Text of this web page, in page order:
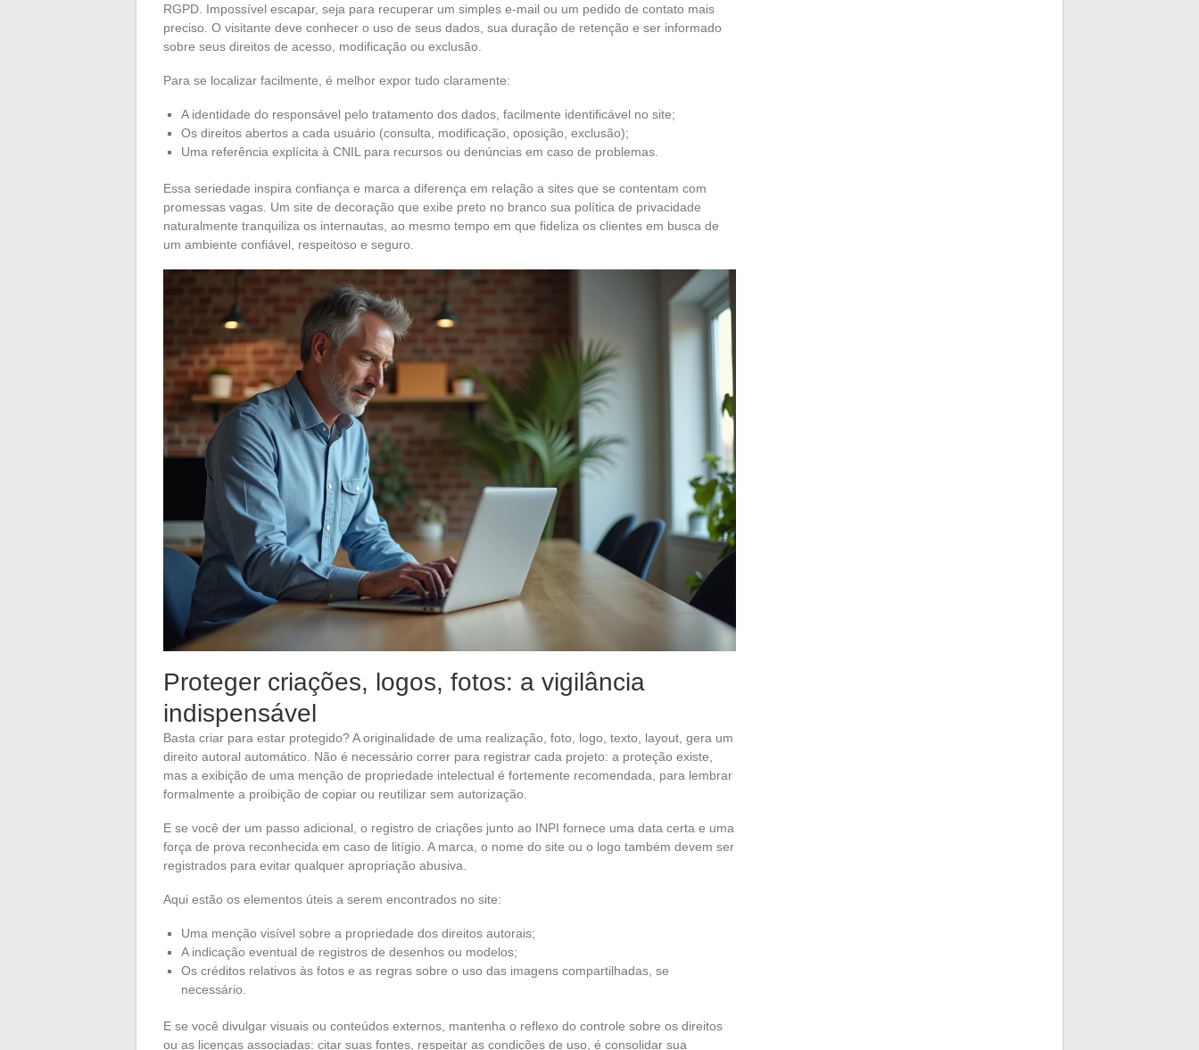
RGPD. Impossível escapar, seja para recuperar um simples e-mail ou um pedido de contato mais
preciso. O visitante deve conhecer o uso de seus dados, sua duração de retenção e ser informado
sobre seus direitos de acesso, modificação ou exclusão.
Para se localizar facilmente, é melhor expor tudo claramente:
A identidade do responsável pelo tratamento dos dados, facilmente identificável no site;
Os direitos abertos a cada usuário (consulta, modificação, oposição, exclusão);
Uma referência explícita à CNIL para recursos ou denúncias em caso de problemas.
Essa seriedade inspira confiança e marca a diferença em relação a sites que se contentam com
promessas vagas. Um site de decoração que exibe preto no branco sua política de privacidade
naturalmente tranquiliza os internautas, ao mesmo tempo em que fideliza os clientes em busca de
um ambiente confiável, respeitoso e seguro.
Proteger criações, logos, fotos: a vigilância
indispensável
Basta criar para estar protegido? A originalidade de uma realização, foto, logo, texto, layout, gera um
direito autoral automático. Não é necessário correr para registrar cada projeto: a proteção existe,
mas a exibição de uma menção de propriedade intelectual é fortemente recomendada, para lembrar
formalmente a proibição de copiar ou reutilizar sem autorização.
E se você der um passo adicional, o registro de criações junto ao INPI fornece uma data certa e uma
força de prova reconhecida em caso de litígio. A marca, o nome do site ou o logo também devem ser
registrados para evitar qualquer apropriação abusiva.
Aqui estão os elementos úteis a serem encontrados no site:
Uma menção visível sobre a propriedade dos direitos autorais;
A indicação eventual de registros de desenhos ou modelos;
Os créditos relativos às fotos e as regras sobre o uso das imagens compartilhadas, se
necessário.
E se você divulgar visuais ou conteúdos externos, mantenha o reflexo do controle sobre os direitos
ou as licenças associadas: citar suas fontes, respeitar as condições de uso, é consolidar sua